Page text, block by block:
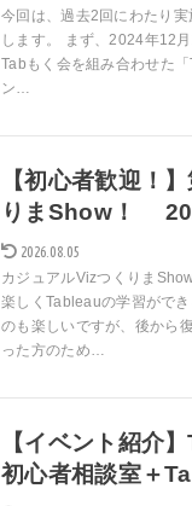
今回は、過去2回にわたり
します。 まず、2024年12
Tabもく会を組み合わせた
ン…
【初心者歓迎！
りまShow！
2026.08.05
カジュアルVizつくりま
楽しくTableauの学習がで
のも楽しいですが、後から
った方のため…
【イベント紹介
初心者相談室＋